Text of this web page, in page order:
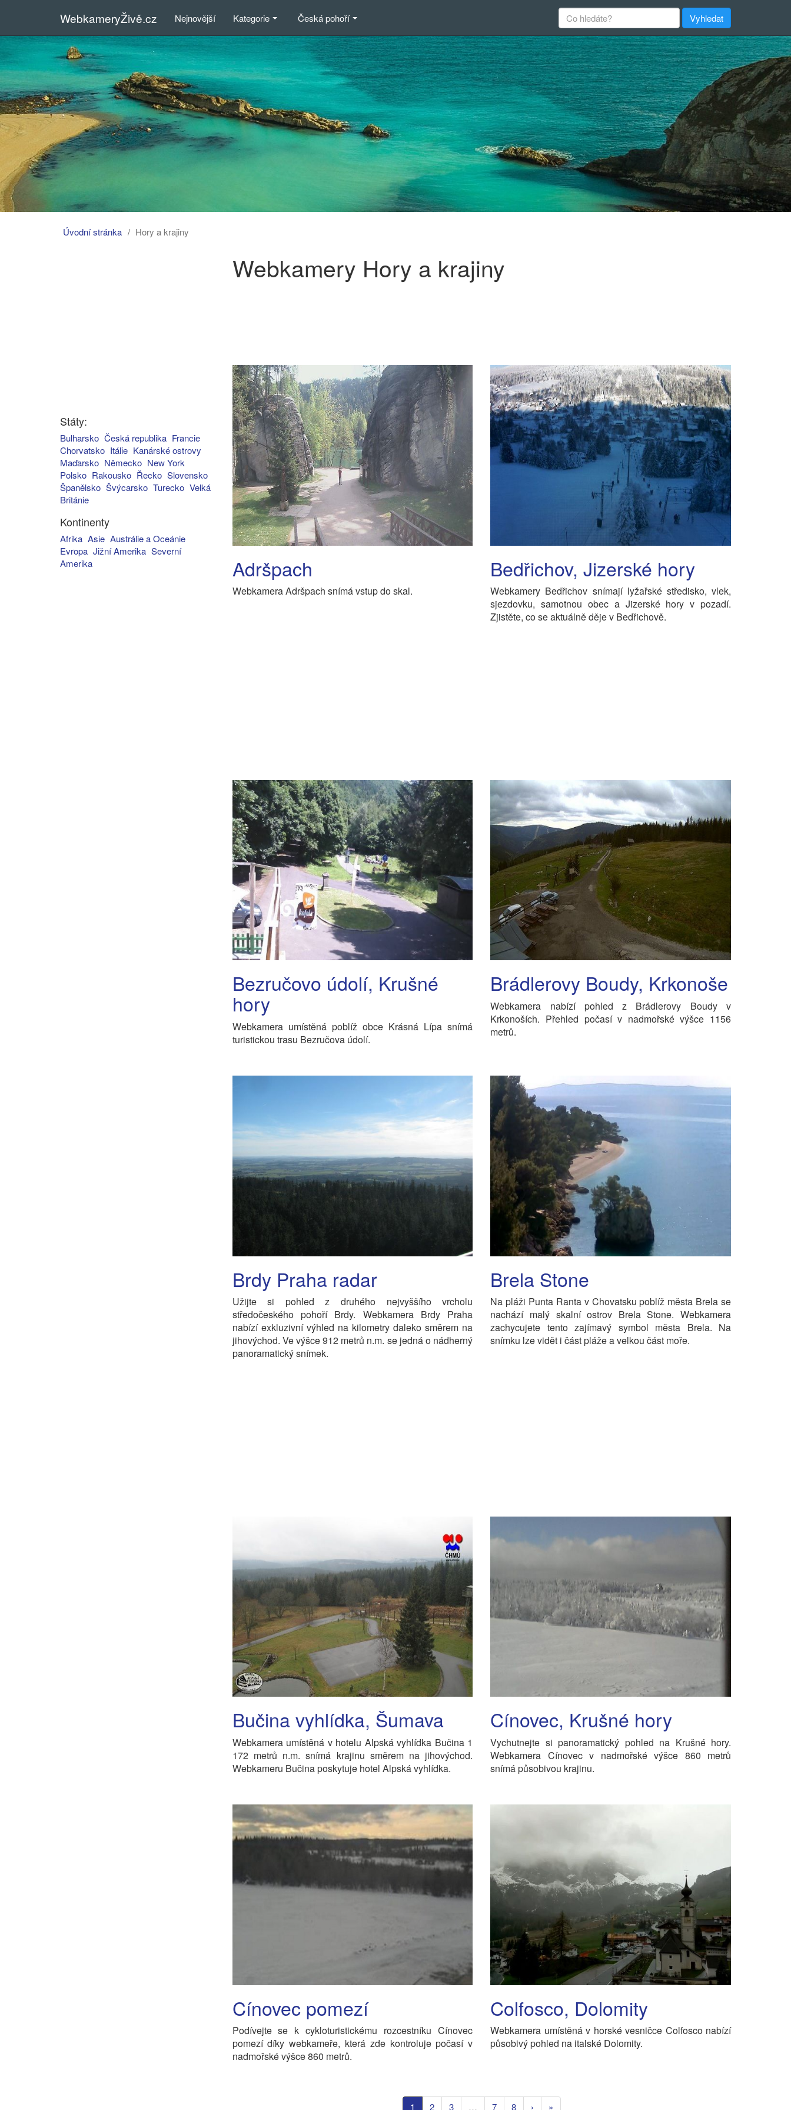
WebkameryŽivě.cz Nejnovější Kategorie Česká pohoří
Úvodní stránka Hory a krajiny
Státy:
Bulharsko Česká republika Francie
Chorvatsko Itálie Kanárské ostrovy
Maďarsko Německo New York
Polsko Rakousko Řecko Slovensko
Španělsko Švýcarsko Turecko Velká
Británie
Kontinenty
Afrika Asie Austrálie a Oceánie
Evropa Jižní Amerika Severní
Amerika
Webkamery Hory a krajiny
Adršpach
Webkamera Adršpach snímá vstup do skal.
Bedřichov, Jizerské hory
Webkamery Bedřichov snímají lyžařské středisko, vlek,
sjezdovku, samotnou obec a Jizerské hory v pozadí.
Zjistěte, co se aktuálně děje v Bedřichově.
Bezručovo údolí, Krušné
hory
Webkamera umístěná poblíž obce Krásná Lípa snímá
turistickou trasu Bezručova údolí.
Brádlerovy Boudy, Krkonoše
Webkamera nabízí pohled z Brádlerovy Boudy v
Krkonoších. Přehled počasí v nadmořské výšce 1156
metrů.
Brdy Praha radar
Užijte si pohled z druhého nejvyššího vrcholu
středočeského pohoří Brdy. Webkamera Brdy Praha
nabízí exkluzivní výhled na kilometry daleko směrem na
jihovýchod. Ve výšce 912 metrů n.m. se jedná o nádherný
panoramatický snímek.
Brela Stone
Na pláži Punta Ranta v Chovatsku poblíž města Brela se
nachází malý skalní ostrov Brela Stone. Webkamera
zachycujete tento zajímavý symbol města Brela. Na
snímku lze vidět i část pláže a velkou část moře.
Bučina vyhlídka, Šumava
Webkamera umístěná v hotelu Alpská vyhlídka Bučina 1
172 metrů n.m. snímá krajinu směrem na jihovýchod.
Webkameru Bučina poskytuje hotel Alpská vyhlídka.
Cínovec, Krušné hory
Vychutnejte si panoramatický pohled na Krušné hory.
Webkamera Cínovec v nadmořské výšce 860 metrů
snímá působivou krajinu.
Cínovec pomezí
Podívejte se k cykloturistickému rozcestníku Cínovec
pomezí díky webkameře, která zde kontroluje počasí v
nadmořské výšce 860 metrů.
Colfosco, Dolomity
Webkamera umístěná v horské vesničce Colfosco nabízí
působivý pohled na italské Dolomity.
1 2 3 … 7 8 › »